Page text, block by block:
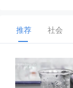
推荐 社会